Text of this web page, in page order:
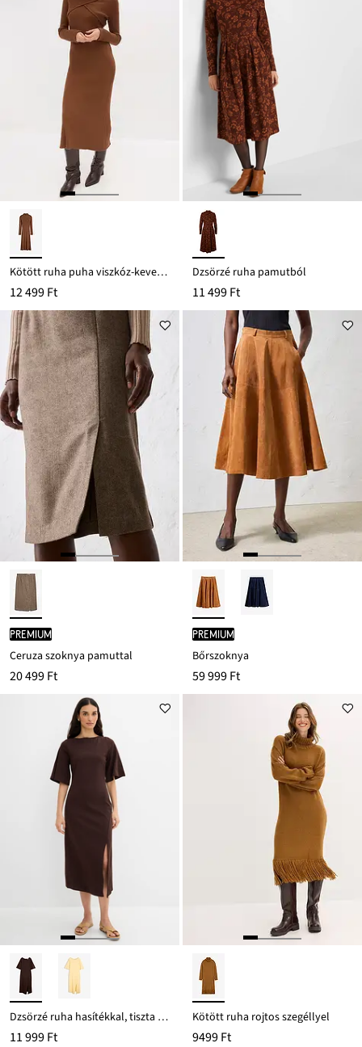
Kötött ruha puha viszkóz-keverékből
12 499 Ft
Dzsörzé ruha pamutból
11 499 Ft
PREMIUM
Ceruza szoknya pamuttal
20 499 Ft
PREMIUM
Bőrszoknya
59 999 Ft
Dzsörzé ruha hasítékkal, tiszta bio-pamutból
11 999 Ft
Kötött ruha rojtos szegéllyel
9499 Ft